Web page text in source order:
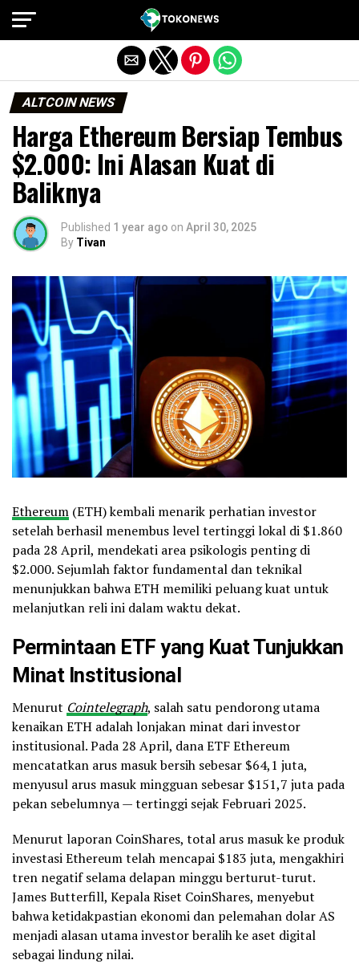
ALTCOIN NEWS
Harga Ethereum Bersiap Tembus
$2.000: Ini Alasan Kuat di
Baliknya
Published 1 year ago on April 30, 2025
By Tivan
Ethereum (ETH) kembali menarik perhatian investor
setelah berhasil menembus level tertinggi lokal di $1.860
pada 28 April, mendekati area psikologis penting di
$2.000. Sejumlah faktor fundamental dan teknikal
menunjukkan bahwa ETH memiliki peluang kuat untuk
melanjutkan reli ini dalam waktu dekat.
Permintaan ETF yang Kuat Tunjukkan
Minat Institusional
Menurut Cointelegraph, salah satu pendorong utama
kenaikan ETH adalah lonjakan minat dari investor
institusional. Pada 28 April, dana ETF Ethereum
mencatatkan arus masuk bersih sebesar $64,1 juta,
menyusul arus masuk mingguan sebesar $151,7 juta pada
pekan sebelumnya — tertinggi sejak Februari 2025.
Menurut laporan CoinShares, total arus masuk ke produk
investasi Ethereum telah mencapai $183 juta, mengakhiri
tren negatif selama delapan minggu berturut-turut.
James Butterfill, Kepala Riset CoinShares, menyebut
bahwa ketidakpastian ekonomi dan pelemahan dolar AS
menjadi alasan utama investor beralih ke aset digital
sebagai lindung nilai.
Exit mobile version